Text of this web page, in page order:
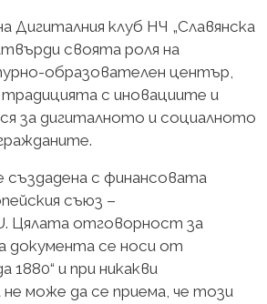
Дигиталния клуб НЧ „Славянска
своята роля на
образователен център,
с иновациите и
за дигиталното и социалното
създадена с финансовата
съюз –
Цялата отговорност за
документа се носи от
1880“ и при никакви
може да се приема, че този